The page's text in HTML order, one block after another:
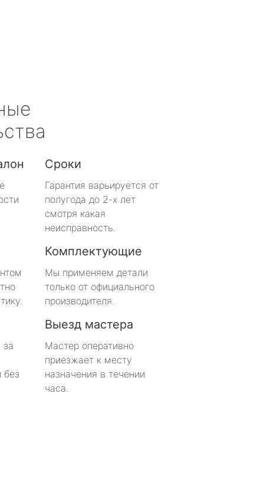
Сроки
Гарантия варьируется от
полугода до 2-х лет
смотря какая
неисправность.
Комплектующие
Мы применяем детали
только от официального
производителя.
за
без
Выезд мастера
Мастер оперативно
приезжает к месту
назначения в течении
часа.